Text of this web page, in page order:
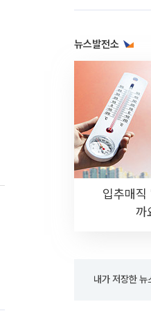
뉴스발전소
입추매
까
내가 저장한 뉴